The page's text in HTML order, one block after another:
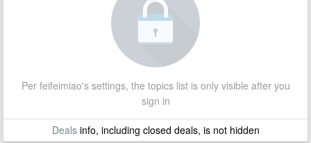
Per feifeimiao's settings, the topics list is only visible after you
sign in
Dealsinfo, including closed deals, is not hidden